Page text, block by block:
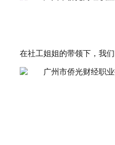
在社工姐姐的带领下，我